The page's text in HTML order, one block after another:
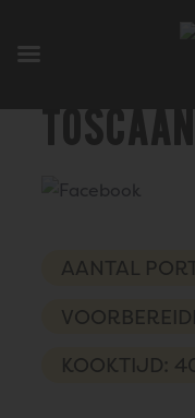
AANTAL
KOOKTIJD: